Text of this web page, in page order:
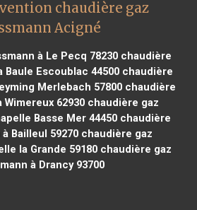
chaudière gaz
Acigné
à Le Pecq 78230 chaudière
Baule Escoublac 44500chaudière
Merlebach 57800 chaudière
62930 chaudière gaz
Basse Mer 44450chaudière
Bailleul 59270 chaudière gaz
la Grande 59180chaudière gaz
à Drancy 93700